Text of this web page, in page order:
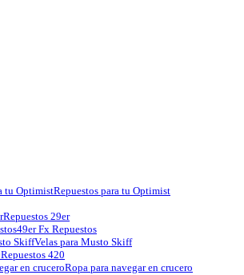
Repuestos para tu Optimist
Repuestos 29er
49er Fx Repuestos
Velas para Musto Skiff
Repuestos 420
Ropa para navegar en crucero